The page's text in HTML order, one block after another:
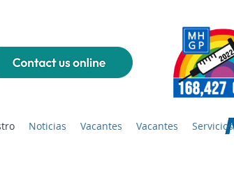
Noticias Vacantes Vacantes Servicios